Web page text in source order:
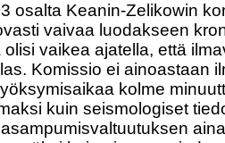
osalta Keanin-Zelikowin
vaivaa luodakseen
olisi vaikea ajatella, että
Komissio ei ainoastaan
kolme
kuin seismologiset